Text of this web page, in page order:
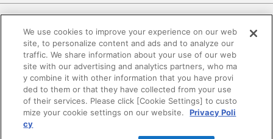
電子公告 このWEBサイトについて
プライバシーポリシー
SNSコミュニティガイドライン サイトマップ
We use cookies to improve your experience on our web
site, to personalize content and ads and to analyze our
traffic. We share information about your use of our web
site with our advertising and analytics partners, who ma
y combine it with other information that you have provi
ded to them or that they have collected from your use
of their services. Please click [Cookie Settings] to custo
mize your cookie settings on our website.
Privacy Poli
cy